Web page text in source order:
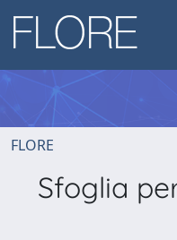
FLORE
Sfoglia